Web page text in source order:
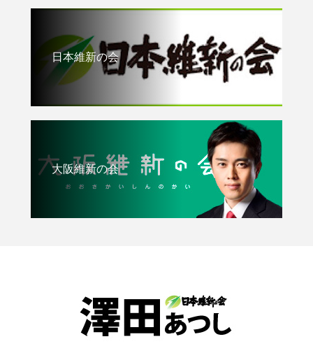
日本維新の会
大阪維新の会